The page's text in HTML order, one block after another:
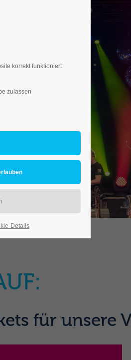
Cybersteel Inc.
376-293 City Road,
San Francisco, CA
Have any questions?
für unsere
korrekt funktioniert
zulassen
Details